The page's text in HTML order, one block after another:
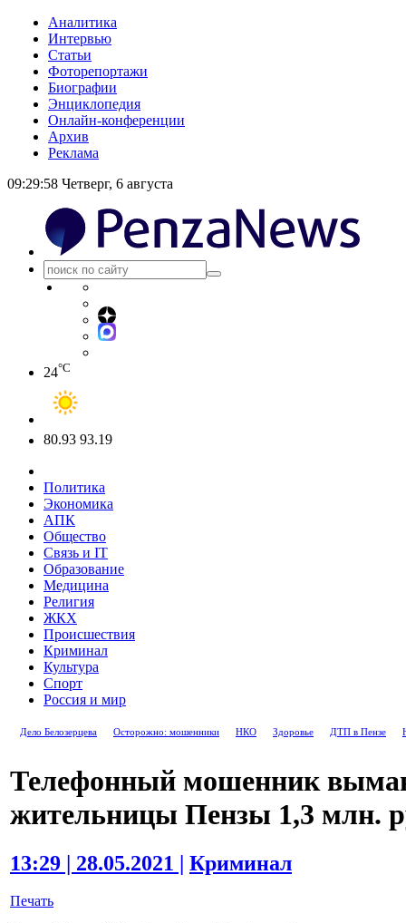
Аналитика
Интервью
Статьи
Фоторепортажи
Биографии
Энциклопедия
Онлайн-конференции
Архив
Реклама
09:29:59 Четверг, 6 августа
24°C
80.93 93.19
Политика
Экономика
АПК
Общество
Связь и IT
Образование
Медицина
Религия
ЖКХ
Происшествия
Криминал
Культура
Спорт
Россия и мир
Дело Белозерцева Осторожно: мошенники НКО Здоровье ДТП в Пензе
Телефонный мошенник
жительницы Пензы 1,3 млн.
13:29 | 28.05.2021 | Криминал
Печать